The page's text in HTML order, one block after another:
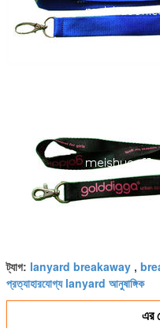
ট্যাগ: lanyard breakaway ,
প্রত্যাহারযোগ্য lanyard আনুষাঙ্গিক
এর